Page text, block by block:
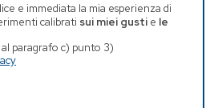
e immediata la mia esperienza di
calibrati sui miei gusti e le
paragrafo c) punto 3)